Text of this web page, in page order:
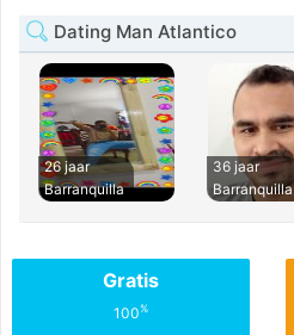
Dating Man Atlantico
26 jaar
Barranquilla
36 jaar
Barranquilla
Gratis
100%